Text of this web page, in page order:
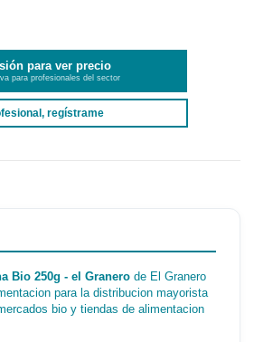
para ver precio
para profesionales del sector
regístrame
Bio 250g - el Granero de El Granero
para la distribucion mayorista
bio y tiendas de alimentacion